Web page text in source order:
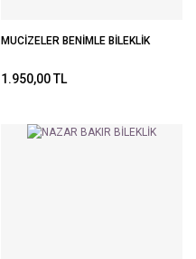
MUCİZELER BENİMLE BİLEKLİK
1.950,00 TL